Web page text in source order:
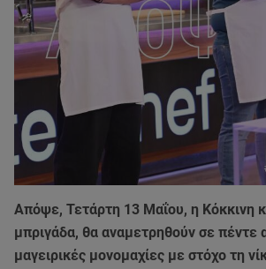
Απόψε, Τετάρτη 13 Μαΐου, η Κόκκινη
μπριγάδα, θα αναμετρηθούν σε πέντε
μαγειρικές μονομαχίες με στόχο τη